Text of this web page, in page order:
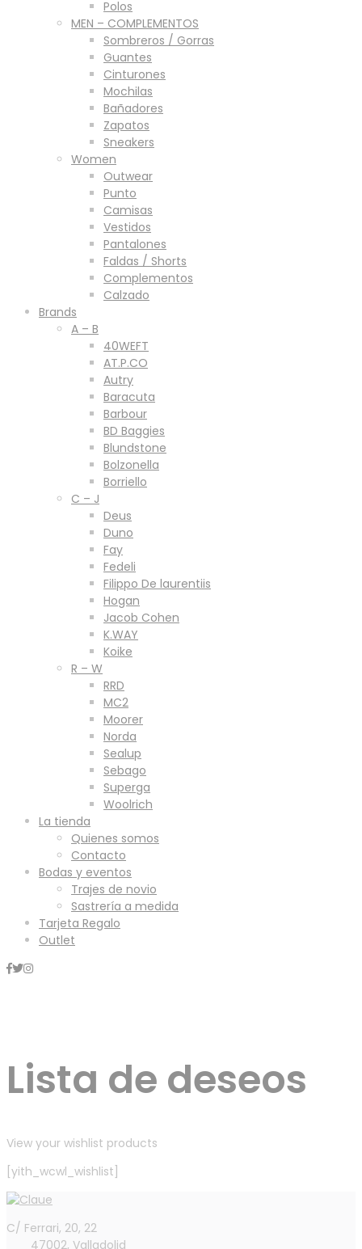
Polos
MEN – COMPLEMENTOS
Sombreros / Gorras
Guantes
Cinturones
Mochilas
Bañadores
Zapatos
Sneakers
Women
Outwear
Punto
Camisas
Vestidos
Pantalones
Faldas / Shorts
Complementos
Calzado
Brands
A – B
40WEFT
AT.P.CO
Autry
Baracuta
Barbour
BD Baggies
Blundstone
Bolzonella
Borriello
C – J
Deus
Duno
Fay
Fedeli
Filippo De laurentiis
Hogan
Jacob Cohen
K.WAY
Koike
R – W
RRD
MC2
Moorer
Norda
Sealup
Sebago
Superga
Woolrich
La tienda
Quienes somos
Contacto
Bodas y eventos
Trajes de novio
Sastrería a medida
Tarjeta Regalo
Outlet
Lista de deseos
View your wishlist products
[yith_wcwl_wishlist]
C/ Ferrari, 20, 22
47002, Valladolid